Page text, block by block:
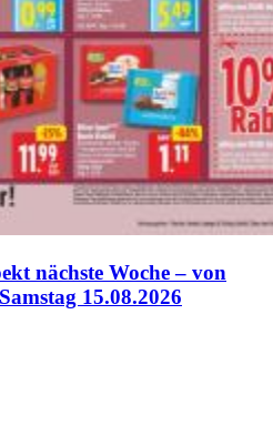
nächste Woche – von
15.08.2026